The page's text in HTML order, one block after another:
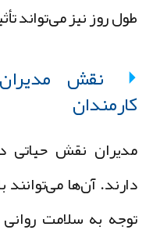
روز نیز می‌تواند
نقش
نقش حیاتی در
آن‌ها می‌توانند با
به سلامت روانی